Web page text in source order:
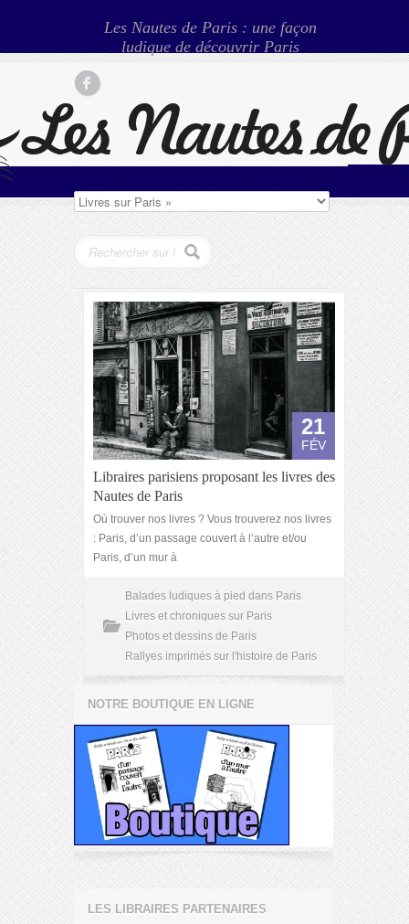
Les Nautes de Paris : une façon
ludique de découvrir Paris
21
FÉV
Libraires parisiens proposant les livres des
Nautes de Paris
Où trouver nos livres ? Vous trouverez nos livres
: Paris, d’un passage couvert à l’autre et/ou
Paris, d’un mur à
Balades ludiques à pied dans Paris
Livres et chroniques sur Paris
Photos et dessins de Paris
Rallyes imprimés sur l'histoire de Paris
NOTRE BOUTIQUE EN LIGNE
LES LIBRAIRES PARTENAIRES